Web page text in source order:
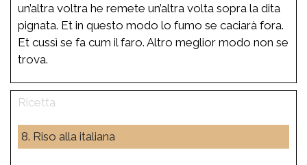
un’altra voltra he remete un’altra volta sopra la dita
pignata. Et in questo modo lo fumo se caciarà fora.
Et cussì se fa cum il faro. Altro meglior modo non se
trova.
8. Riso alla italiana